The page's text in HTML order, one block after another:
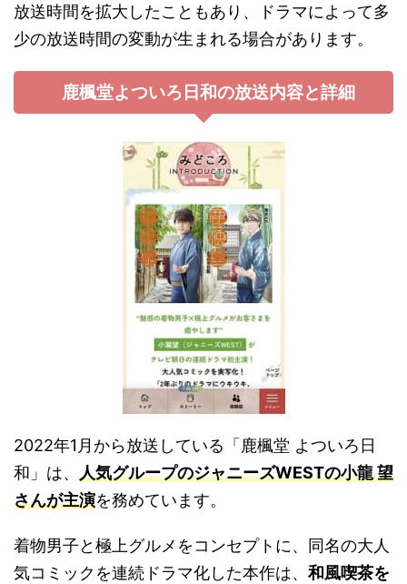
放送時間を拡大したこともあり、ドラマによって多
少の放送時間の変動が生まれる場合があります。
鹿楓堂よついろ日和の放送内容と詳細
2022年1月から放送している「鹿楓堂 よついろ日
和」は、 人気グループのジャニーズWESTの小龍 望
さんが主演を務めています。
着物男子と極上グルメをコンセプトに、同名の大人
気コミックを連続ドラマ化した本作は、 和風喫茶を